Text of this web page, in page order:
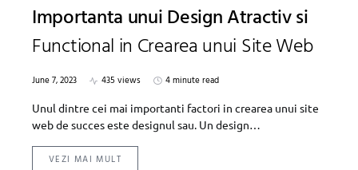
Importanta unui Design Atractiv si
Functional in Crearea unui Site Web
June 7, 2023 435 views
4 minute read
Unul dintre cei mai importanti factori in crearea unui site
web de succes este designul sau. Un design…
VEZI MAI MULT